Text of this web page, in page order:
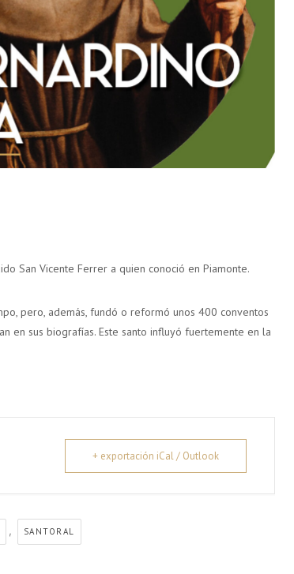
San Vicente Ferrer a quien conoció en Piamonte.
pero, además, fundó o reformó unos 400 conventos
en sus biografías. Este santo influyó fuertemente en la
+ exportación iCal / Outlook
, SANTORAL